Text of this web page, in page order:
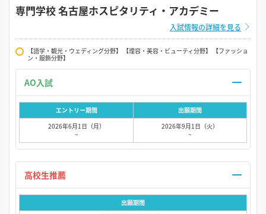
専門学校 名古屋ホスピタリティ・アカデミー
入試情報の詳細を見る
【語学・観光・ウェディング分野】 【理容・美容・ビューティ分野】 【ファッショ
ン・服飾分野】
エントリー期間
出願期間
2026年6月1日（月）
~
2026年9月1日（火）
~
出願期間